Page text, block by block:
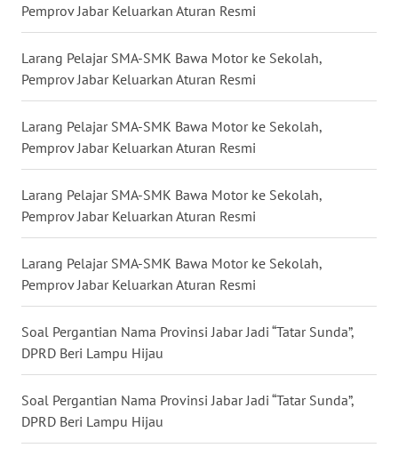
Pemprov Jabar Keluarkan Aturan Resmi
Larang Pelajar SMA-SMK Bawa Motor ke Sekolah,
Pemprov Jabar Keluarkan Aturan Resmi
Larang Pelajar SMA-SMK Bawa Motor ke Sekolah,
Pemprov Jabar Keluarkan Aturan Resmi
Larang Pelajar SMA-SMK Bawa Motor ke Sekolah,
Pemprov Jabar Keluarkan Aturan Resmi
Larang Pelajar SMA-SMK Bawa Motor ke Sekolah,
Pemprov Jabar Keluarkan Aturan Resmi
Soal Pergantian Nama Provinsi Jabar Jadi “Tatar Sunda”,
DPRD Beri Lampu Hijau
Soal Pergantian Nama Provinsi Jabar Jadi “Tatar Sunda”,
DPRD Beri Lampu Hijau
WN
WN
GORONTALO
WN
SULUT
WN
MALUKU
WN
MALUT
WN
DAIRI
WN
DANAU
TOBA